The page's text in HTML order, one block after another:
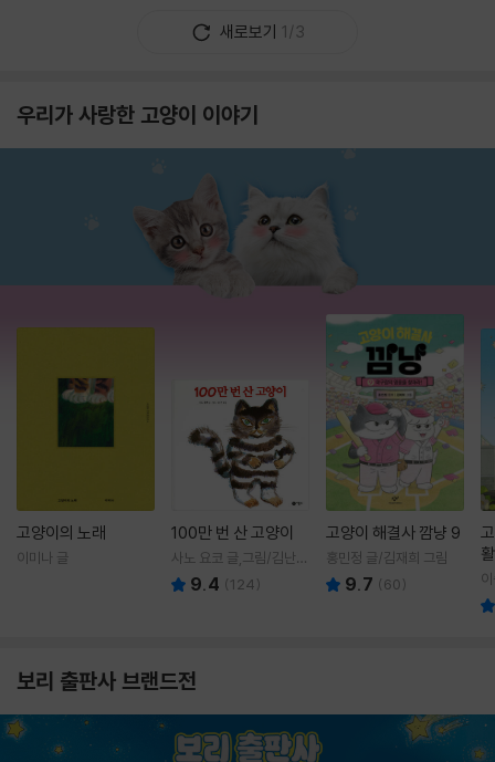
새로보기 1/3
우리가 사랑한 고양이 이야기
고양이의 노래
이미나 글
100만 번 산 고양이
사노 요코 글,그림/김난주
역 9.4 (124)
고양이 해결사 깜냥 9
홍민정 글/김재희 그림
9.7 (60)
보리 출판사 브랜드전